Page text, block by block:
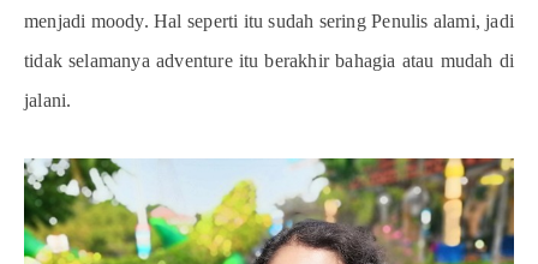
menjadi moody. Hal seperti itu sudah sering Penulis alami, jadi
tidak selamanya adventure itu berakhir bahagia atau mudah di
jalani.